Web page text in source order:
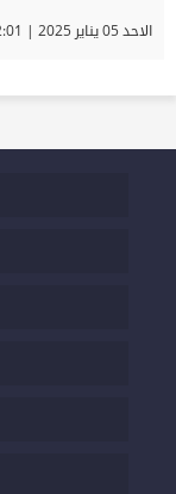
الاحد 05 يناير 2025 | 02:01 مساءً